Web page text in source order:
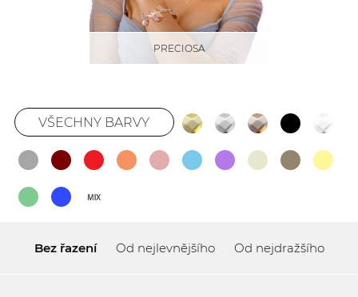
PRECIOSA
VŠECHNY BARVY
Bez řazení Od nejlevnějšího Od nejdražšího